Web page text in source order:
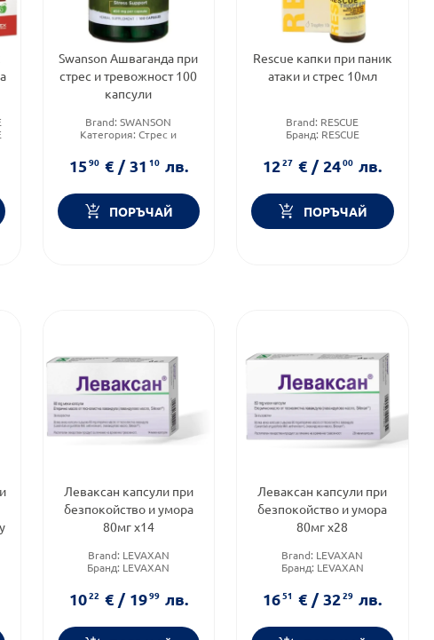
Swanson Ашваганда при
стрес и тревожност 100
капсули
Brand:SWANSON
Категория:Стрес и
Форма на продукта:
1590 € / 3110 лв.
ПОРЪЧАЙ
Rescue капки при паник
атаки и стрес 10мл
Brand: RESCUE
Бранд: RESCUE
напрежение
1227 € / 2400 лв.
ПОРЪЧАЙ
Леваксан капсули при
безпокойство и умора
80мг х14
Brand: LEVAXAN
Бранд: LEVAXAN
напрежение
1022 € / 1999 лв.
Леваксан капсули при
безпокойство и умора
80мг х28
Brand: LEVAXAN
Бранд: LEVAXAN
напрежение
1651 € / 3229 лв.